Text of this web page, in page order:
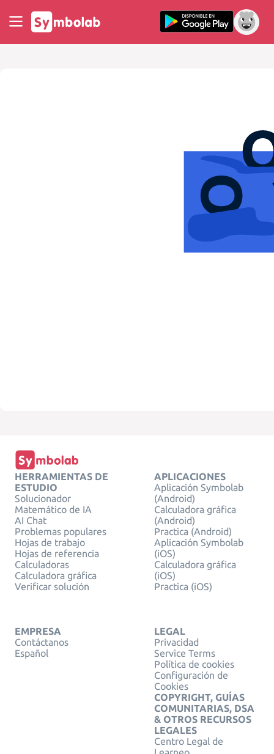
HERRAMIENTAS DE
ESTUDIO
Solucionador
Matemático de IA
AI Chat
Problemas populares
Hojas de trabajo
Hojas de referencia
Calculadoras
Calculadora gráfica
Verificar solución
APLICACIONES
Aplicación Symbolab
(Android)
Calculadora gráfica
(Android)
Practica (Android)
Aplicación Symbolab
(iOS)
Calculadora gráfica
(iOS)
Practica (iOS)
EMPRESA
Contáctanos
Español
LEGAL
Privacidad
Service Terms
Política de cookies
Configuración de
Cookies
COPYRIGHT, GUÍAS
COMUNITARIAS, DSA
& OTROS RECURSOS
LEGALES
Centro Legal de